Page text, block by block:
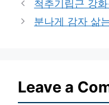
척추기립근 강
분나게 감자 삶
Leave a